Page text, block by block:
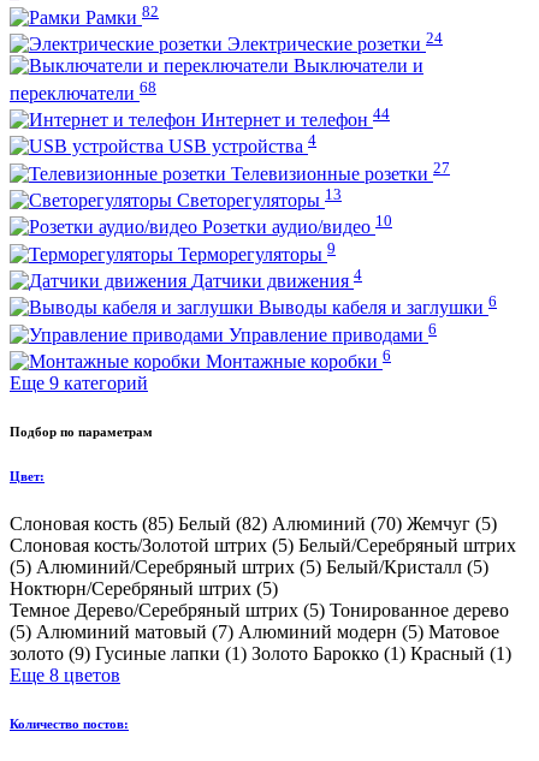
Рамки 82
Электрические розетки 24
Выключатели и
переключатели 68
Интернет и телефон 44
USB устройства 4
Телевизионные розетки 27
Светорегуляторы 13
Розетки аудио/видео 10
Терморегуляторы 9
Датчики движения 4
Выводы кабеля и заглушки 6
Управление приводами 6
Монтажные коробки 6
Еще 9 категорий
Подбор по параметрам
Цвет:
Слоновая кость (85) Белый (82) Алюминий (70) Жемчуг (5)
Слоновая кость/Золотой штрих (5) Белый/Серебряный штрих
(5) Алюминий/Серебряный штрих (5) Белый/Кристалл (5)
Ноктюрн/Серебряный штрих (5)
Темное Дерево/Серебряный штрих (5) Тонированное дерево
(5) Алюминий матовый (7) Алюминий модерн (5) Матовое
золото (9) Гусиные лапки (1) Золото Барокко (1) Красный (1)
Еще 8 цветов
Количество постов: